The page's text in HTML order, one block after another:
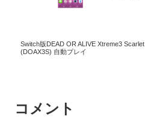
Switch版DEAD OR ALIVE Xtreme3 Scarlet
(DOAX3S) 自動プレイ
コメント